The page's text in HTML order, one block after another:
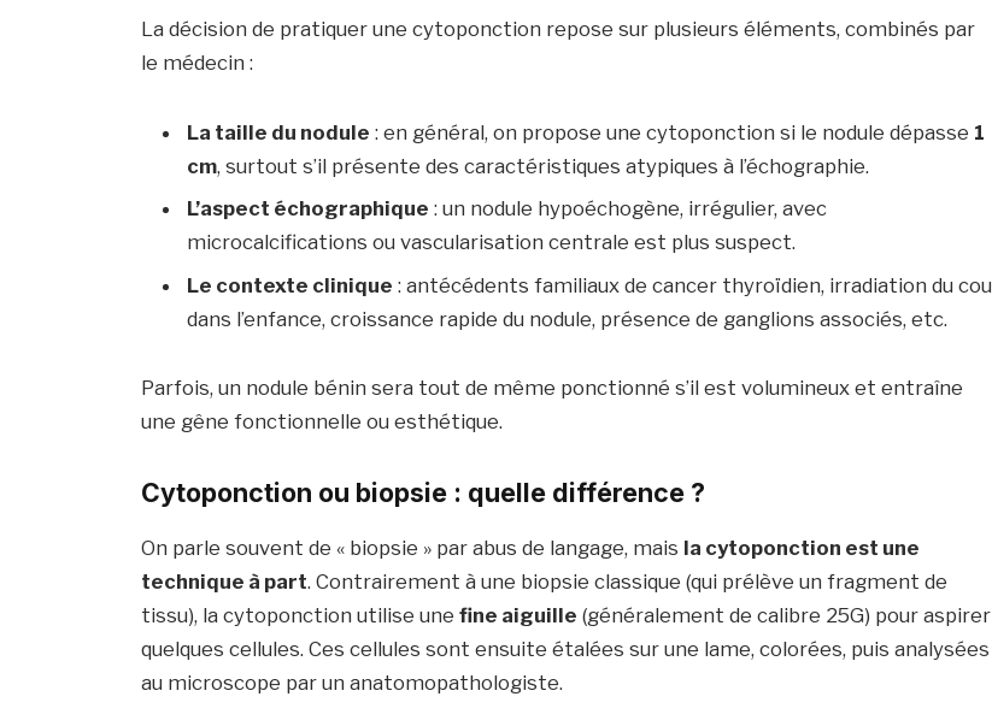
La décision de pratiquer une cytoponction repose sur plusieurs éléments, combinés par
le médecin :
La taille du nodule : en général, on propose une cytoponction si le nodule dépasse 1
cm, surtout s’il présente des caractéristiques atypiques à l’échographie.
L’aspect échographique : un nodule hypoéchogène, irrégulier, avec
microcalcifications ou vascularisation centrale est plus suspect.
Le contexte clinique : antécédents familiaux de cancer thyroïdien, irradiation du cou
dans l’enfance, croissance rapide du nodule, présence de ganglions associés, etc.
Parfois, un nodule bénin sera tout de même ponctionné s’il est volumineux et entraîne
une gêne fonctionnelle ou esthétique.
Cytoponction ou biopsie : quelle différence ?
On parle souvent de « biopsie » par abus de langage, mais la cytoponction est une
technique à part. Contrairement à une biopsie classique (qui prélève un fragment de
tissu), la cytoponction utilise unefine aiguille (généralement de calibre 25G) pour aspirer
quelques cellules. Ces cellules sont ensuite étalées sur une lame, colorées, puis analysées
au microscope par un anatomopathologiste.